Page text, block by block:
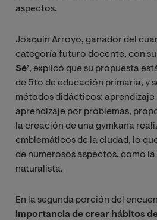
aspectos.
Joaquín Arroyo, ganador del
categoría futuro docente, con
Sé’, explicó que su propuesta
de 5to de educación primaria, y
métodos didácticos:
aprendizaje por problemas,
la creación de una gymkana
emblemáticos de la ciudad, lo
de numerosos aspectos, como
naturalista.
En la segunda porción del
importancia de crear hábitos